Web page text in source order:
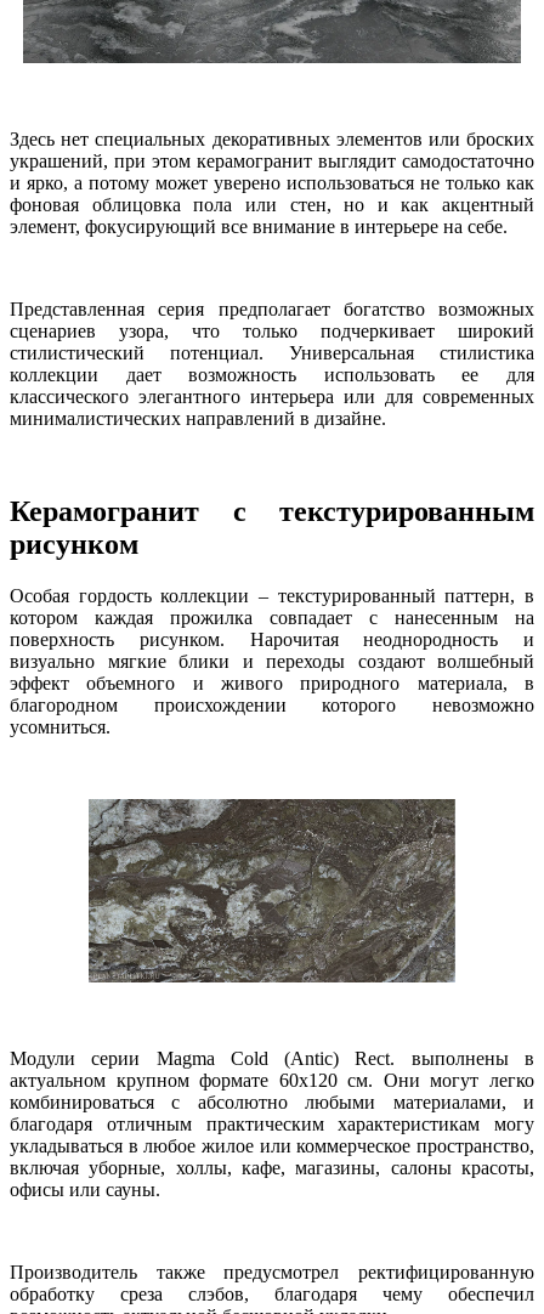
Здесь нет специальных декоративных элементов или броских
украшений, при этом керамогранит выглядит самодостаточно
и ярко, а потому может уверено использоваться не только как
фоновая облицовка пола или стен, но и как акцентный
элемент, фокусирующий все внимание в интерьере на себе.
Представленная серия предполагает богатство возможных
сценариев узора, что только подчеркивает широкий
стилистический потенциал. Универсальная стилистика
коллекции дает возможность использовать ее для
классического элегантного интерьера или для современных
минималистических направлений в дизайне.
Керамогранит с текстурированным
рисунком
Особая гордость коллекции – текстурированный паттерн, в
котором каждая прожилка совпадает с нанесенным на
поверхность рисунком. Нарочитая неоднородность и
визуально мягкие блики и переходы создают волшебный
эффект объемного и живого природного материала, в
благородном происхождении которого невозможно
усомниться.
Модули серии Magma Cold (Antic) Rect. выполнены в
актуальном крупном формате 60х120 см. Они могут легко
комбинироваться с абсолютно любыми материалами, и
благодаря отличным практическим характеристикам могу
укладываться в любое жилое или коммерческое пространство,
включая уборные, холлы, кафе, магазины, салоны красоты,
офисы или сауны.
Производитель также предусмотрел ректифицированную
обработку среза слэбов, благодаря чему обеспечил